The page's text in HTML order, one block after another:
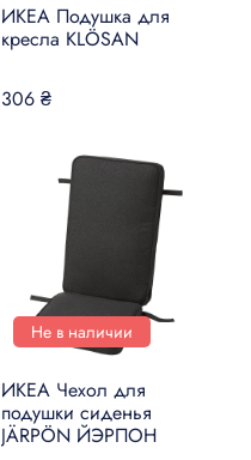
ИКЕА Подушка для
кресла KLÖSAN
306 ₴
Не в наличии
ИКЕА Чехол для
подушки сиденья
JÄRPÖN ЙЭРПОН